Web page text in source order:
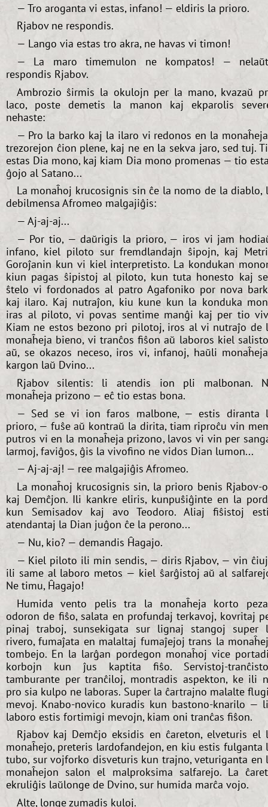
— Tro aroganta vi estas, infano! — eldiris la prioro.
Rjabov ne respondis.
— Lango via estas tro akra, ne havas vi timon!
— La maro timemulon ne kompatos! —
respondis Rjabov.
Ambrozio ŝirmis la okulojn per la mano, kvazaŭ
laco, poste demetis la manon kaj ekparolis
nehaste:
— Pro la barko kaj la ilaro vi redonos en la
trezorejon ĉion plene, kaj ne en la sekva jaro, sed tuj.
estas Dia mono, kaj kiam Dia mono promenas — tio
ĝojo al Satano...
La monaĥoj krucosignis sin ĉe la nomo de la diablo,
debilmensa Afromeo malgajiĝis:
— Aj-aj-aj...
— Por tio, — daŭrigis la prioro, — iros vi jam
infano, kiel piloto sur fremdlandajn ŝipojn, kaj
Goroĵanin kun vi kiel interpretisto. La kondukan
kiun pagas ŝipistoj al piloto, kun tuta honesto kaj
ŝtelo vi fordonados al patro Agafoniko por nova
kaj ilaro. Kaj nutraĵon, kiu kune kun la konduka
iras al piloto, vi povas sentime manĝi kaj per tio
Kiam ne estos bezono pri pilotoj, iros al vi nutraĵo de
monaĥeja bieno, vi tranĉos fiŝon aŭ laboros kiel
aŭ, se okazos neceso, iros vi, infanoj, haŭli
kargon laŭ Dvino...
Rjabov silentis: li atendis ion pli malbonan.
monaĥeja prizono — eĉ tio estas bona.
— Sed se vi ion faros malbone, — estis diranta
prioro, — fuŝe aŭ kontraŭ la dirita, tiam riproĉu vin
putros vi en la monaĥeja prizono, lavos vi vin per
larmoj, faviĝos, ĝis la vivofino ne vidos Dian lumon...
— Aj-aj-aj! — ree malgajiĝis Afromeo.
La monaĥoj krucosignis sin, la prioro benis Rjabov-
kaj Demĉjon. Ili kankre eliris, kunpuŝiĝinte en la
kun Semisadov kaj avo Teodoro. Aliaj fiŝistoj
atendantaj la Dian juĝon ĉe la perono...
— Nu, kio? — demandis Ĥagajo.
— Kiel piloto ili min sendis, — diris Rjabov, — vin
ili same al laboro metos — kiel ŝarĝistoj aŭ al
Ne timu, Ĥagajo!
Humida vento pelis tra la monaĥeja korto
odoron de fiŝo, salata en profundaj terkavoj, kovritaj
pinaj traboj, sunsekigata sur lignaj stangoj super
rivero, fumaĵata en malaltaj fumaĵejoj trans la
tombejo. En la larĝan pordegon monaĥoj vice
korbojn kun ĵus kaptita fiŝo. Servistoj-
tamburante per tranĉiloj, montradis aspekton, ke ili
pro sia kulpo ne laboras. Super la ĉartrajno malalte
mevoj. Knabo-novico kuradis kun bastono-knarilo —
laboro estis fortimigi mevojn, kiam oni tranĉas fiŝon.
Rjabov kaj Demĉjo eksidis en ĉareton, elveturis el
monaĥejo, preteris lardofandejon, en kiu estis fulganta
tubo, sur vojforko disveturis kun trajno, veturiganta en
monaĥejon salon el malproksima salfarejo. La
ekruliĝis laŭlonge de Dvino, sur humida marĉa vojo.
Alte, longe zumadis kuloj.